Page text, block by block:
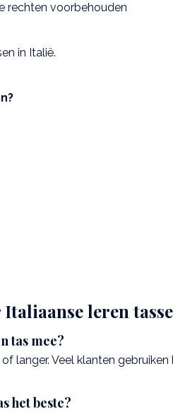
rechten voorbehouden
in Italië.
leren
tas mee?
langer. Veel klanten
het beste?